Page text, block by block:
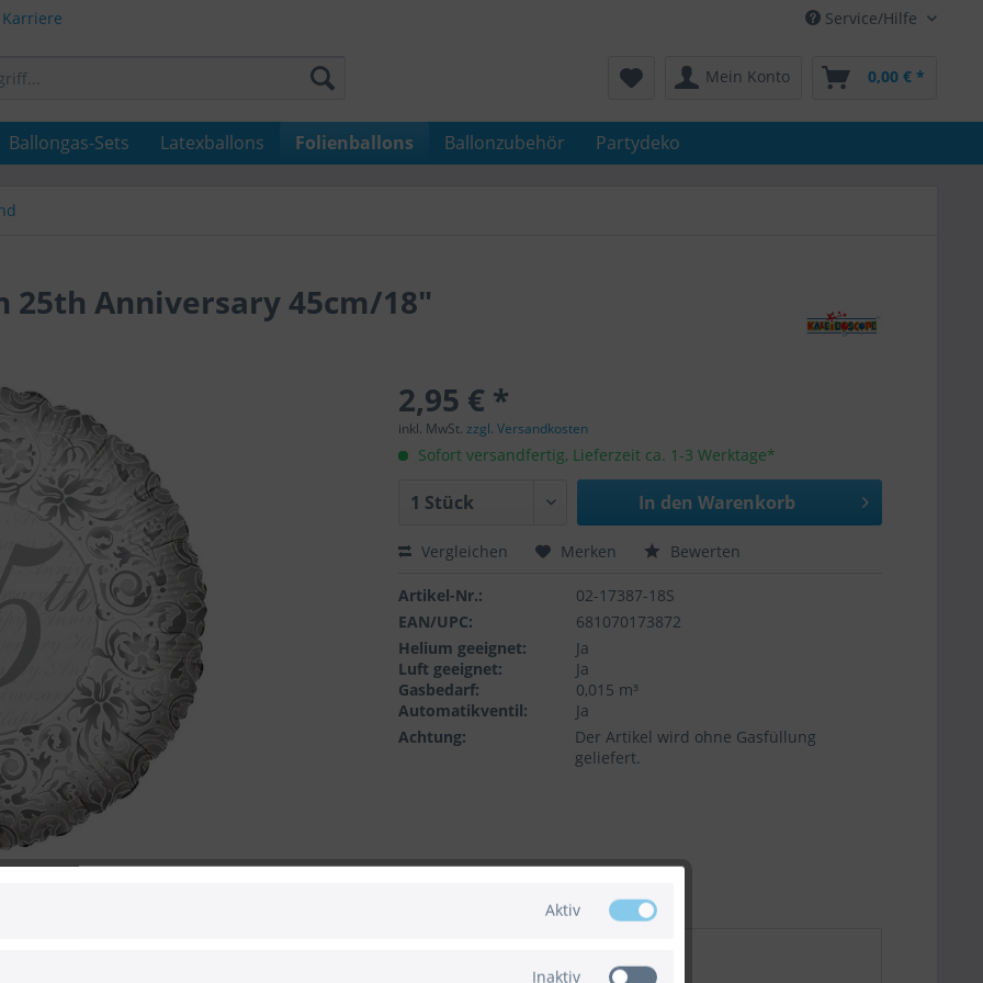
Service/Hilfe
Karriere
Mein Konto 0,00 € *
Ballongas-Sets Latexballons Folienballons Ballonzubehör Partydeko
25th Anniversary 45cm/18"
2,95 € *
inkl. MwSt.zzgl. Versandkosten
Sofort versandfertig, Lieferzeit ca. 1-3 Werktage*
In den Warenkorb
Vergleichen Merken Bewerten
Artikel-Nr.:
02-17387-18S
EAN/UPC:
681070173872
Helium geeignet:
Ja
Luft geeignet:
Ja
Gasbedarf:
0,015 m³
Automatikventil:
Ja
Achtung:
Der Artikel wird ohne Gasfüllung
geliefert.
Aktiv
Inaktiv